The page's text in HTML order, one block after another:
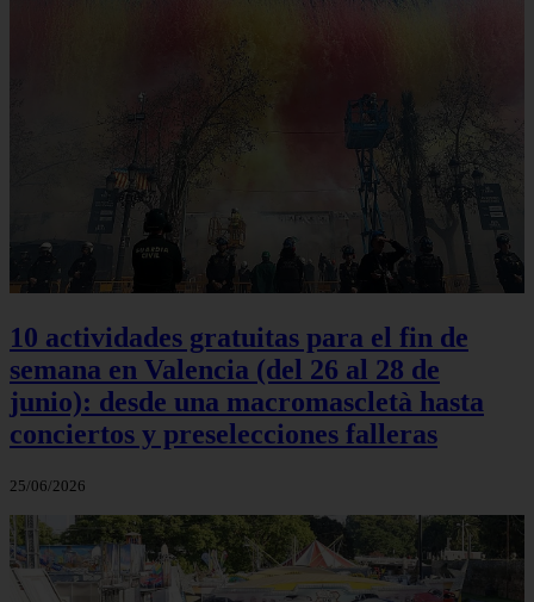
10 actividades gratuitas para el fin de
semana en Valencia (del 26 al 28 de
junio): desde una macromascletà hasta
conciertos y preselecciones falleras
25/06/2026